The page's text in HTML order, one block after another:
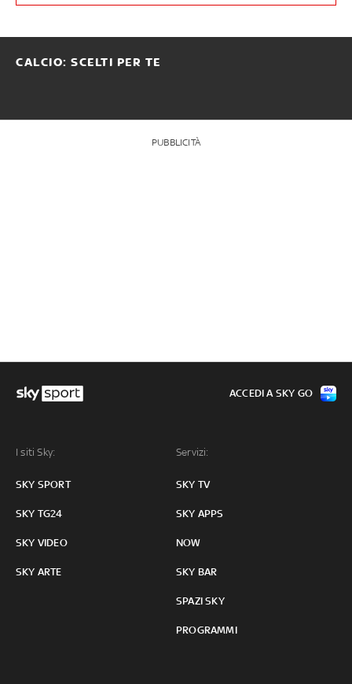
CALCIO: SCELTI PER TE
PUBBLICITÀ
I siti Sky:
SKY SPORT
SKY TG24
SKY VIDEO
SKY ARTE
Servizi:
SKY TV
SKY APPS
NOW
SKY BAR
SPAZI SKY
PROGRAMMI
ACCEDI A SKY GO